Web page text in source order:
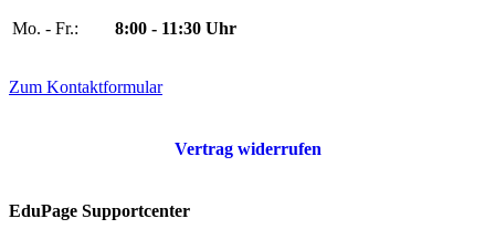
Mo. - Fr.: 8:00 - 11:30 Uhr
Zum Kontaktformular
Vertrag widerrufen
EduPage Supportcenter